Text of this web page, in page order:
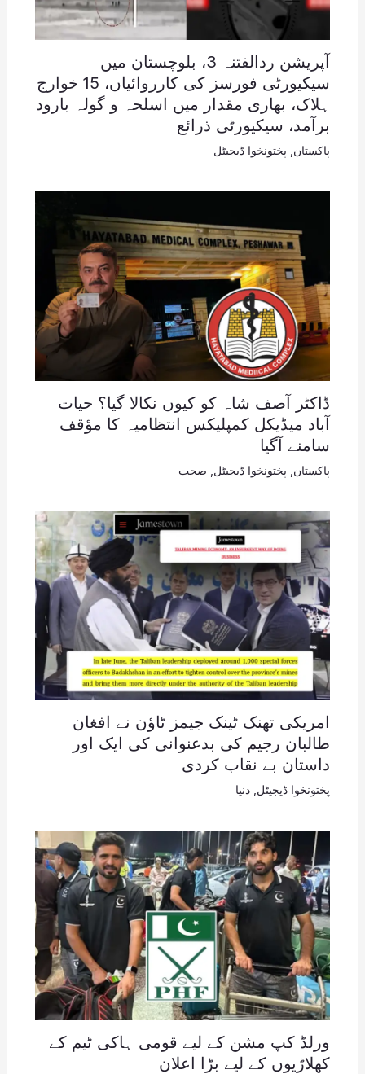
آپریشن ردالفتنہ 3، بلوچستان میں
سیکیورٹی فورسز کی کارروائیاں، 15 خوارج
ہلاک، بھاری مقدار میں اسلحہ و گولہ بارود
برآمد، سیکیورٹی ذرائع
پاکستان پختونخوا ڈیجیٹل
ڈاکٹر آصف شاہ کو کیوں نکالا گیا؟ حیات
آباد میڈیکل کمپلیکس انتظامیہ کا مؤقف
سامنے آگیا
پاکستان پختونخوا ڈیجیٹل صحت
امریکی تھنک ٹینک جیمز ٹاؤن نے افغان
طالبان رجیم کی بدعنوانی کی ایک اور
داستان بے نقاب کردی
پختونخوا ڈیجیٹل دنیا
ورلڈ کپ مشن کے لیے قومی ہاکی ٹیم کے
کھلاڑیوں کے لیے بڑا اعلان